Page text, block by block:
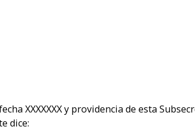
XXXXXXX y providencia de esta
dice: